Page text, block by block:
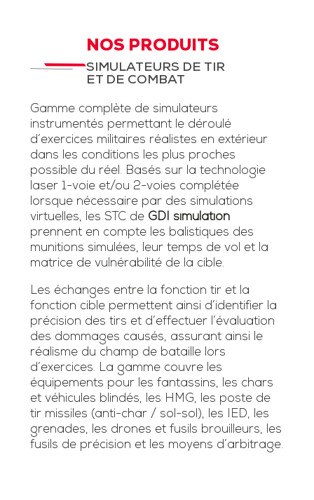
NOS PRODUITS
SIMULATEURS DE TIR
ET DE COMBAT
Gamme complète de simulateurs
instrumentés permettant le déroulé
d’exercices militaires réalistes en extérieur
dans les conditions les plus proches
possible du réel. Basés sur la technologie
laser 1-voie et/ou 2-voies complétée
lorsque nécessaire par des simulations
virtuelles, les STC de GDI simulation
prennent en compte les balistiques des
munitions simulées, leur temps de vol et la
matrice de vulnérabilité de la cible.
Les échanges entre la fonction tir et la
fonction cible permettent ainsi d’identifier la
précision des tirs et d’effectuer l’évaluation
des dommages causés, assurant ainsi le
réalisme du champ de bataille lors
d’exercices. La gamme couvre les
équipements pour les fantassins, les chars
et véhicules blindés, les HMG, les poste de
tir missiles (anti-char / sol-sol), les IED, les
grenades, les drones et fusils brouilleurs, les
fusils de précision et les moyens d’arbitrage.